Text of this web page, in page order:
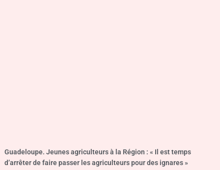
Guadeloupe. Jeunes agriculteurs à la Région : « Il est temps
d’arrêter de faire passer les agriculteurs pour des ignares »